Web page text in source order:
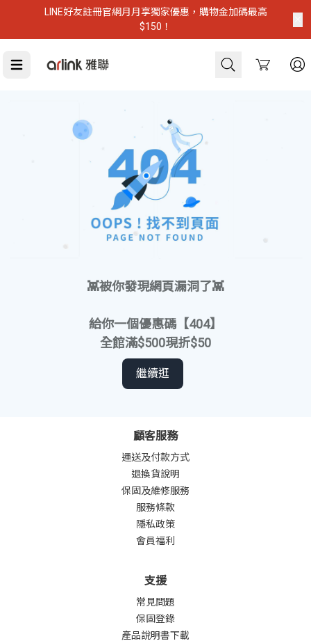
LINE好友註冊官網月月享獨家優惠，購物金加碼最高
$150！
Cart
👾被你發現網頁漏洞了👾
給你一個優惠碼【404】
全館滿$500現折$50
繼續逛
顧客服務
運送及付款方式
退換貨說明
保固及維修服務
服務條款
隱私政策
會員福利
支援
常見問題
保固登錄
產品說明書下載